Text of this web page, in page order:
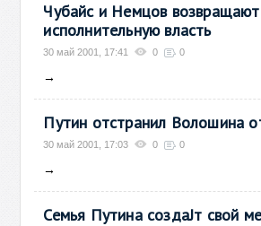
Чубайс и Немцов
исполнительную власть
30 май 2001, 17:41 0 0
→
Путин отстранил Волошина
30 май 2001, 17:03 0 0
→
Семья Путина создаЈт свой